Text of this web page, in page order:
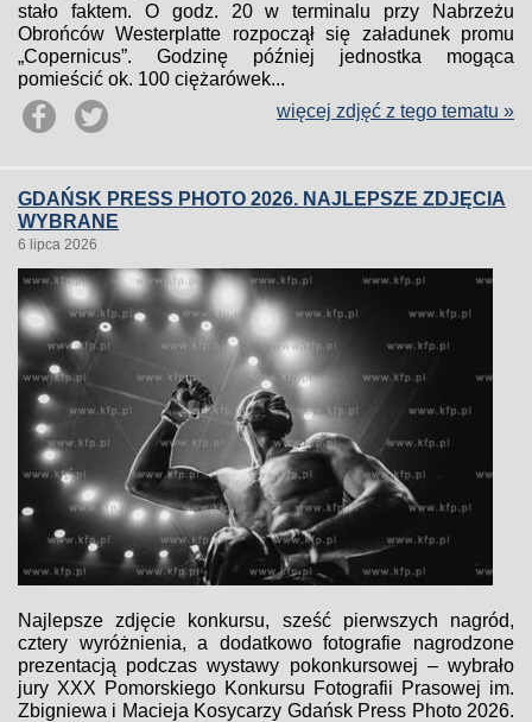
stało faktem. O godz. 20 w terminalu przy Nabrzeżu
Obrońców Westerplatte rozpoczął się załadunek promu
„Copernicus”. Godzinę później jednostka mogąca
pomieścić ok. 100 ciężarówek...
więcej zdjęć z tego tematu »
GDAŃSK PRESS PHOTO 2026. NAJLEPSZE ZDJĘCIA
WYBRANE
6 lipca 2026
Najlepsze zdjęcie konkursu, sześć pierwszych nagród,
cztery wyróżnienia, a dodatkowo fotografie nagrodzone
prezentacją podczas wystawy pokonkursowej – wybrało
jury XXX Pomorskiego Konkursu Fotografii Prasowej im.
Zbigniewa i Macieja Kosycarzy Gdańsk Press Photo 2026.